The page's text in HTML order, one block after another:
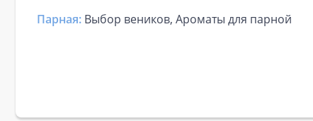
Парная: Выбор веников, Ароматы для парной